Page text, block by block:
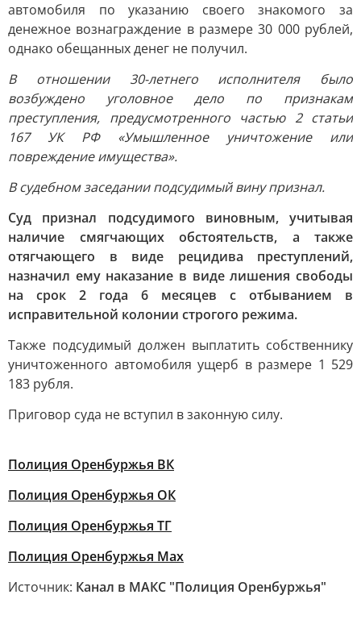
автомобиля по указанию своего знакомого за
денежное вознаграждение в размере 30 000 рублей,
однако обещанных денег не получил.
В отношении 30-летнего исполнителя было
возбуждено уголовное дело по признакам
преступления, предусмотренного частью 2 статьи
167 УК РФ «Умышленное уничтожение или
повреждение имущества».
В судебном заседании подсудимый вину признал.
Суд признал подсудимого виновным, учитывая
наличие смягчающих обстоятельств, а также
отягчающего в виде рецидива преступлений,
назначил ему наказание в виде лишения свободы
на срок 2 года 6 месяцев с отбыванием в
исправительной колонии строгого режима.
Также подсудимый должен выплатить собственнику
уничтоженного автомобиля ущерб в размере 1 529
183 рубля.
Приговор суда не вступил в законную силу.
Полиция Оренбуржья ВК
Полиция Оренбуржья ОК
Полиция Оренбуржья ТГ
Полиция Оренбуржья Мах
Источник: Канал в МАКС "Полиция Оренбуржья"